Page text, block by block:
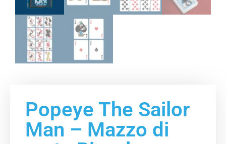
Popeye The Sailor
Man – Mazzo di